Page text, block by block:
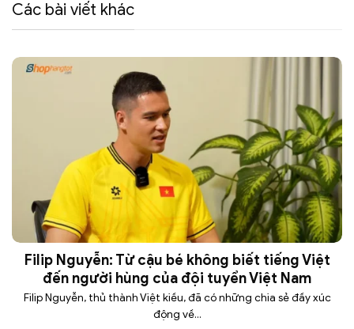
Các bài viết khác
Filip Nguyễn: Từ cậu bé không biết tiếng Việt
đến người hùng của đội tuyển Việt Nam
Filip Nguyễn, thủ thành Việt kiều, đã có những chia sẻ đầy xúc
động về...